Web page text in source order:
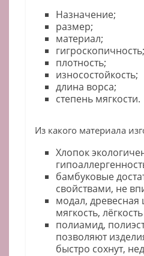
Назначение;
размер;
материал;
гигроскопичность;
плотность;
износостойкость;
длина ворса;
степень мягкости.
Из какого материала
Хлопок
бамбуковые
свойствами, не
модал, древесная
мягкость,
полиамид,
позволяют
быстро сохнут,